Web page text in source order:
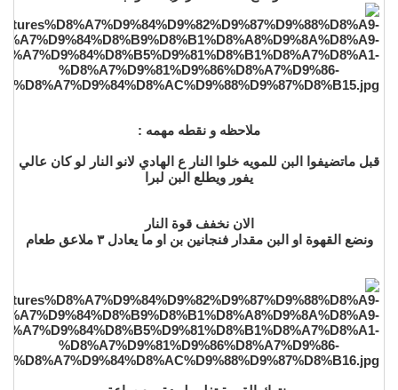
ملاحظه و نقطه مهمه :
قبل ماتضيفوا البن للمويه خلوا النار ع الهادي لانو النار لو كان عالي
يفور ويطلع البن لبرا
الان نخفف قوة النار
ونضع القهوة او البن مقدار فنجانين بن او ما يعادل ٣ ملاعق طعام